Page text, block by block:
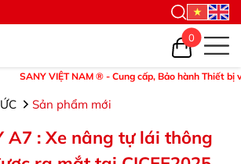
VIỆT NAM ® - Cung cấp, Bảo hành Thiết bị và Phụ
0
Sản phẩm mới
A7 : Xe nâng tự lái thông